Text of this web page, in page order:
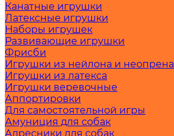
Канатные игрушки
Латексные игрушки
Наборы игрушек
Развивающие игрушки
Фрисби
Игрушки из нейлона и неопрена
Игрушки из латекса
Игрушки веревочные
Аппортировки
Для самостоятельной игры
Амуниция для собак
Адресники для собак